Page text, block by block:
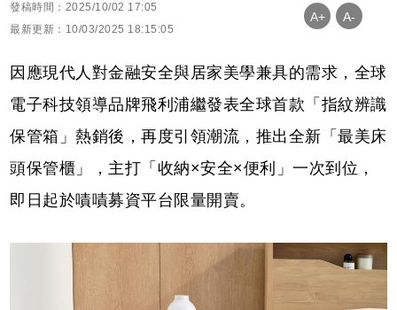
發稿時間：2025/10/02 17:05
最新更新：10/03/2025 18:15:05
A+ A-
因應現代人對金融安全與居家美學兼具的需求，全球
電子科技領導品牌飛利浦繼發表全球首款「指紋辨識
保管箱」熱銷後，再度引領潮流，推出全新「最美床
頭保管櫃」，主打「收納×安全×便利」一次到位，
即日起於嘖嘖募資平台限量開賣。